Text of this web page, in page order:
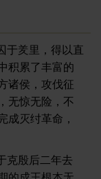
。
于羑里，得以直
积累了丰富的
诸侯，攻伐征
无惊无险，不
成灭纣革命，
克殷后二年去